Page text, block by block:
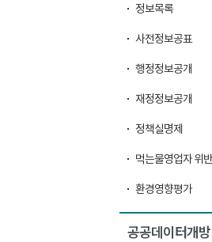
정보목록
사전정보공표
행정정보공개
재정정보공개
정책실명제
먹는물영업자 위
환경영향평가
공공데이터개방